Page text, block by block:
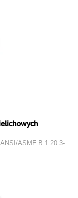
ASME B 1.20.3-